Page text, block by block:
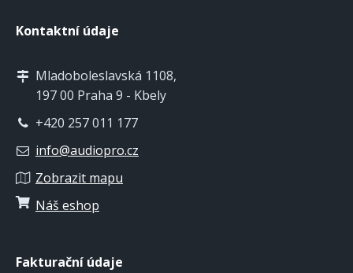
Kontaktní údaje
Mladoboleslavská 1108,
197 00 Praha 9 - Kbely
+420 257 011 177
info@audiopro.cz
Zobrazit mapu
Náš eshop
Fakturační údaje